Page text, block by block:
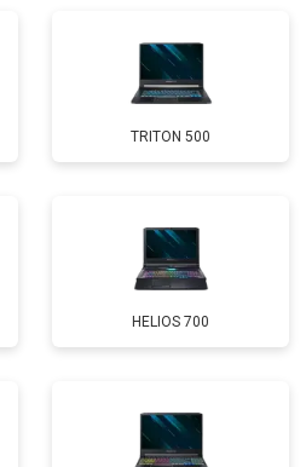
от 2200 ₽ Заказать
от 3500 ₽ Заказать
от 2200 ₽ Заказать
от 2600 ₽ Заказать
от 2600 ₽ Заказать
от 1100 ₽ Заказать
от 3500 ₽ Заказать
TRITON 500
HELIOS 700